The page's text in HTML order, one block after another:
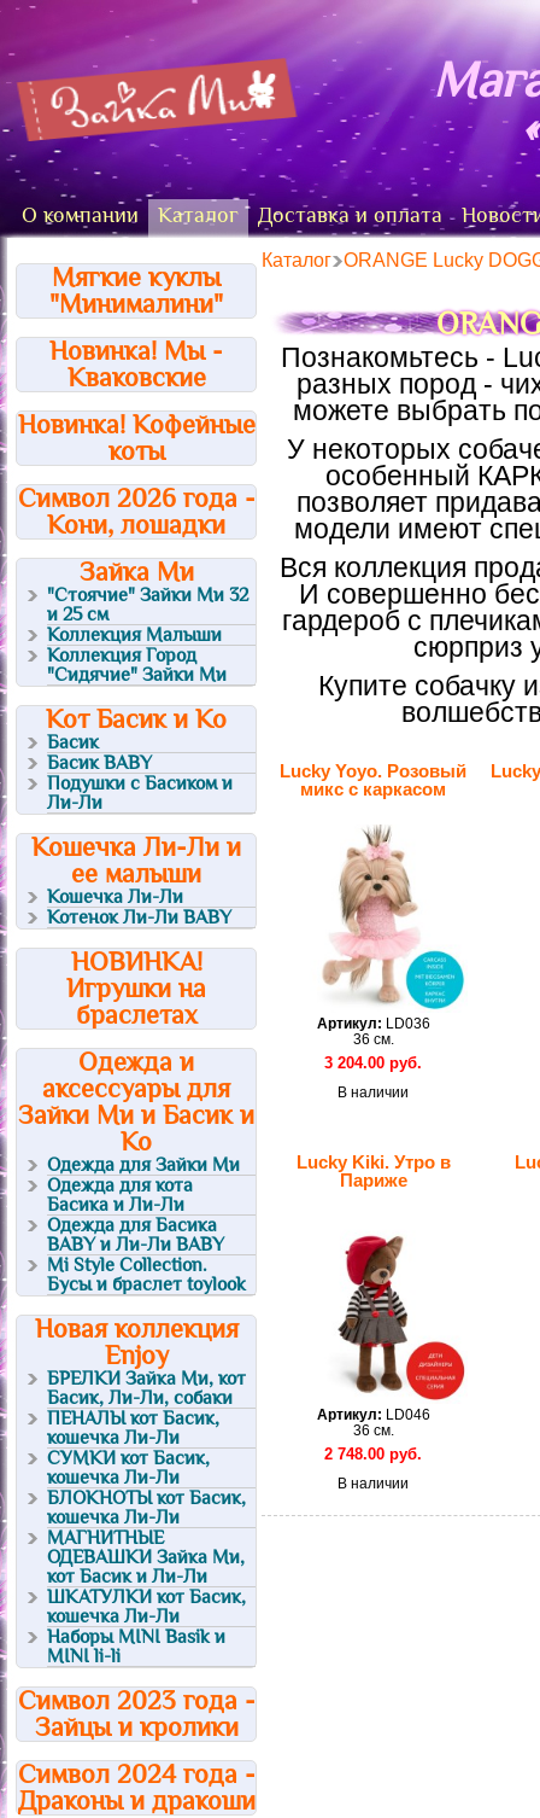
О компании Каталог Доставка и оплата
Мягкие куклы
"Минималини"
Новинка! Мы -
Кваковские
Новинка! Кофейные
коты
Символ 2026 года -
Кони, лошадки
Зайка Ми
"Стоячие" Зайки Ми 32
и 25 см
Коллекция Малыши
Коллекция Город
"Сидячие" Зайки Ми
Кот Басик и Ко
Басик
Басик BABY
Подушки с Басиком и
Ли-Ли
Кошечка Ли-Ли и
ее малыши
Кошечка Ли-Ли
Котенок Ли-Ли BABY
НОВИНКА!
Игрушки на
браслетах
Одежда и
аксессуары для
Зайки Ми и Басик и
Ко
Одежда для Зайки Ми
Одежда для кота
Басика и Ли-Ли
Одежда для Басика
BABY и Ли-Ли BABY
Mi Style Collection.
Бусы и браслет toylook
Новая коллекция
Enjoy
БРЕЛКИ Зайка Ми, кот
Басик, Ли-Ли, собаки
ПЕНАЛЫ кот Басик,
кошечка Ли-Ли
СУМКИ кот Басик,
кошечка Ли-Ли
БЛОКНОТЫ кот Басик,
кошечка Ли-Ли
МАГНИТНЫЕ
ОДЕВАШКИ Зайка Ми,
кот Басик и Ли-Ли
ШКАТУЛКИ кот Басик,
кошечка Ли-Ли
Наборы MINI Basik и
MINI li-li
Символ 2023 года -
Зайцы и кролики
Символ 2024 года -
Драконы и дракоши
Каталог ORANGE Lucky
Познакомьтесь -
разных пород -
можете выбрать
У некоторых
особенный
позволяет
модели имеют
Вся коллекция
И совершенно
гардероб с
сюрприз
Купите собачку
Lucky Yoyo. Розовый
микс с каркасом
Артикул: LD036
36 см.
3 204.00 руб.
В наличии
Lucky Kiki. Утро в
Париже
Артикул: LD046
36 см.
2 748.00 руб.
В наличии